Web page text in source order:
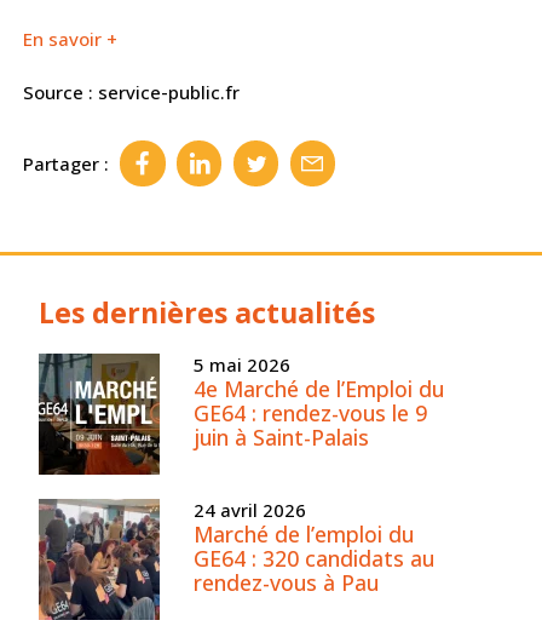
En savoir +
Source : service-public.fr
Partager :
Les dernières actualités
5 mai 2026
4e Marché de l’Emploi du
GE64 : rendez-vous le 9
juin à Saint-Palais
24 avril 2026
Marché de l’emploi du
GE64 : 320 candidats au
rendez-vous à Pau